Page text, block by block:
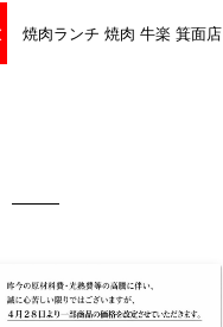
焼肉ランチ 焼肉 牛楽 箕面店